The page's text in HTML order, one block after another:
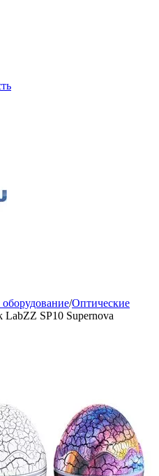
/Оптические
LabZZ SP10 Supernova